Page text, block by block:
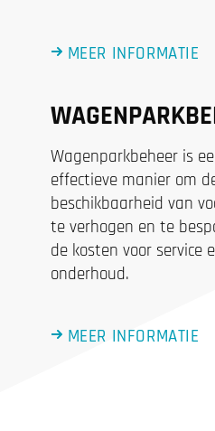
MEER INFORMATIE
Wagenparkbeheer is
effectieve manier om
beschikbaarheid van
te verhogen en te
de kosten voor service
onderhoud.
MEER INFORMATIE